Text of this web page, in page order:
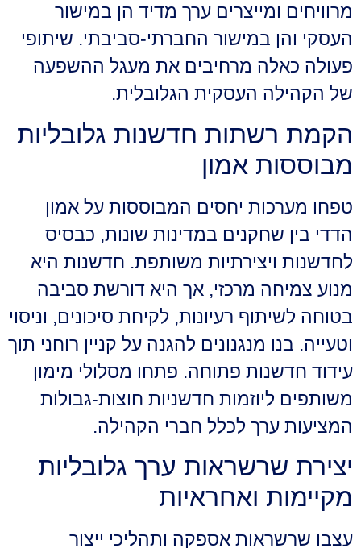
מרוויחים ומייצרים ערך מדיד הן במישור
העסקי והן במישור החברתי-סביבתי. שיתופי
פעולה כאלה מרחיבים את מעגל ההשפעה
של הקהילה העסקית הגלובלית.
הקמת רשתות חדשנות גלובליות
מבוססות אמון
טפחו מערכות יחסים המבוססות על אמון
הדדי בין שחקנים במדינות שונות, כבסיס
לחדשנות ויצירתיות משותפת. חדשנות היא
מנוע צמיחה מרכזי, אך היא דורשת סביבה
בטוחה לשיתוף רעיונות, לקיחת סיכונים, וניסוי
וטעייה. בנו מנגנונים להגנה על קניין רוחני תוך
עידוד חדשנות פתוחה. פתחו מסלולי מימון
משותפים ליוזמות חדשניות חוצות-גבולות
המציעות ערך לכלל חברי הקהילה.
יצירת שרשראות ערך גלובליות
מקיימות ואחראיות
עצבו שרשראות אספקה ותהליכי ייצור